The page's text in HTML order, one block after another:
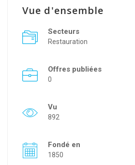
Vue d'ensemble
Secteurs
Restauration
Offres publiées
0
Vu
892
Fondé en
1850